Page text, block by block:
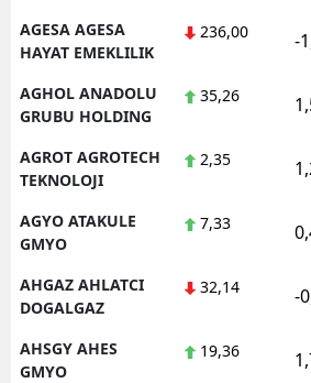
AGESA AGESA
HAYAT EMEKLILIK
236,00 -
AGHOL ANADOLU
GRUBU HOLDING
35,26
AGROT AGROTECH
TEKNOLOJI
2,35
AGYO ATAKULE
GMYO
7,33
AHGAZ AHLATCI
DOGALGAZ
32,14 -
AHSGY AHES
GMYO
19,36